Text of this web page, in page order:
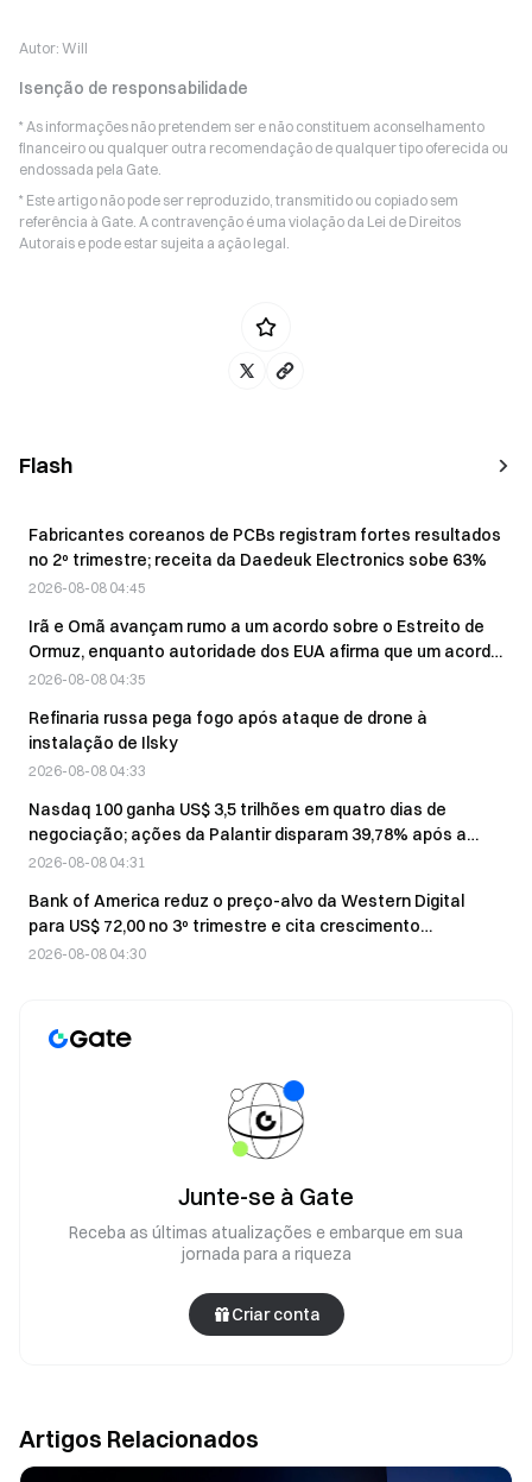
Autor: Will
Isenção de responsabilidade
* As informações não pretendem ser e não constituem aconselhamento
financeiro ou qualquer outra recomendação de qualquer tipo oferecida ou
endossada pela Gate.
* Este artigo não pode ser reproduzido, transmitido ou copiado sem
referência à Gate. A contravenção é uma violação da Lei de Direitos
Autorais e pode estar sujeita a ação legal.
Flash
Fabricantes coreanos de PCBs registram fortes resultados
no 2º trimestre; receita da Daedeuk Electronics sobe 63%
2026-08-08 04:45
Irã e Omã avançam rumo a um acordo sobre o Estreito de
Ormuz, enquanto autoridade dos EUA afirma que um acordo
deve ser alcançado em breve
2026-08-08 04:35
Refinaria russa pega fogo após ataque de drone à
instalação de Ilsky
2026-08-08 04:33
Nasdaq 100 ganha US$ 3,5 trilhões em quatro dias de
negociação; ações da Palantir disparam 39,78% após a
divulgação dos resultados
2026-08-08 04:31
Bank of America reduz o preço-alvo da Western Digital
para US$ 72,00 no 3º trimestre e cita crescimento
impulsionado pelos preços
2026-08-08 04:30
Junte-se à Gate
Receba as últimas atualizações e embarque em sua
jornada para a riqueza
Criar conta
Artigos Relacionados